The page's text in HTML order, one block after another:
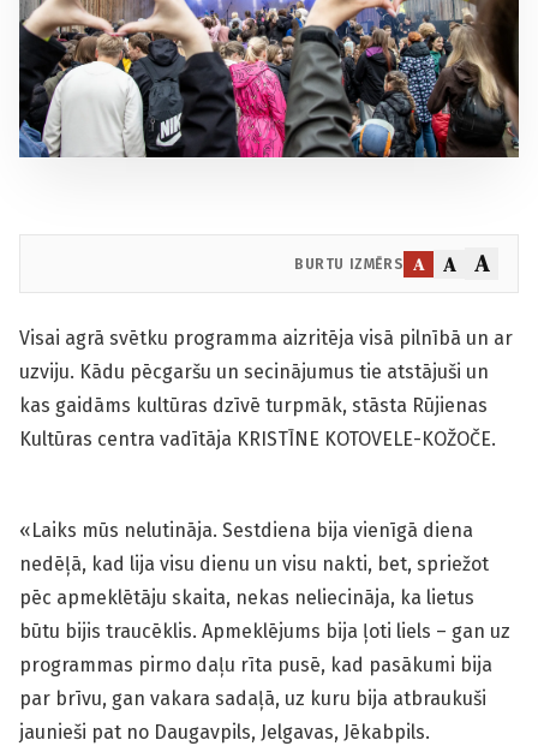
BURTU IZMĒRS A A A
Visai agrā svētku programma aizritēja visā pilnībā un ar
uzviju. Kādu pēcgaršu un secinājumus tie atstājuši un
kas gaidāms kultūras dzīvē turpmāk, stāsta Rūjienas
Kultūras centra vadītāja KRISTĪNE KOTOVELE-KOŽOČE.
«Laiks mūs nelutināja. Sestdiena bija vienīgā diena
nedēļā, kad lija visu dienu un visu nakti, bet, spriežot
pēc apmeklētāju skaita, nekas neliecināja, ka lietus
būtu bijis traucēklis. Apmeklējums bija ļoti liels – gan uz
programmas pirmo daļu rīta pusē, kad pasākumi bija
par brīvu, gan vakara sadaļā, uz kuru bija atbraukuši
jaunieši pat no Daugavpils, Jelgavas, Jēkabpils.